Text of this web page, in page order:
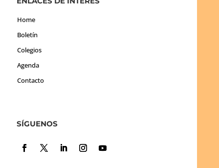
Home
Boletín
Colegios
Agenda
Contacto
SÍGUENOS